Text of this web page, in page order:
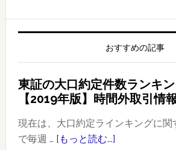
おすすめの記事
東証の大口約定件数ランキ
【2019年版】時間外取引情
現在は、大口約定ラインキングに
で毎週 … [もっと読む...]